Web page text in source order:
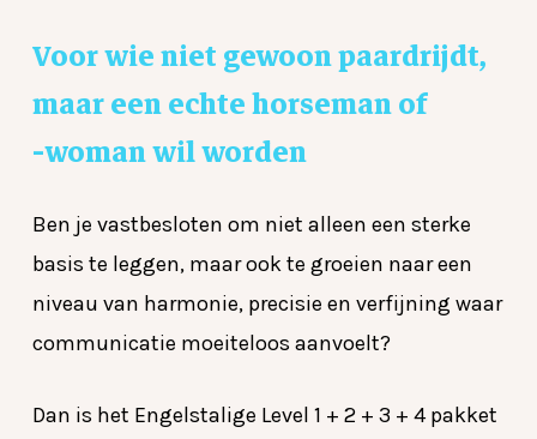
Voorwienietgewoonpaardrijdt,
maareenechtehorsemanof
-womanwilworden
Ben je vastbesloten om niet alleen een sterke
basis te leggen, maar ook te groeien naar een
niveau van harmonie, precisie en verfijning waar
communicatie moeiteloos aanvoelt?
Dan is het Engelstalige Level 1 + 2 + 3 + 4 pakket